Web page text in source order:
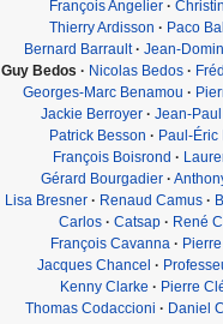
François Angelier ·
Thierry Ardisson · Paco
Bernard Barrault · Jean-
Guy Bedos · Nicolas Bedos ·
Georges-Marc Benamou ·
Jackie Berroyer · Jean-
Patrick Besson · Paul-Éric
François Boisrond ·
Gérard Bourgadier ·
Lisa Bresner · Renaud Camus ·
Carlos · Catsap · René
François Cavanna ·
Jacques Chancel ·
Kenny Clarke · Pierre
Thomas Codaccioni · Daniel